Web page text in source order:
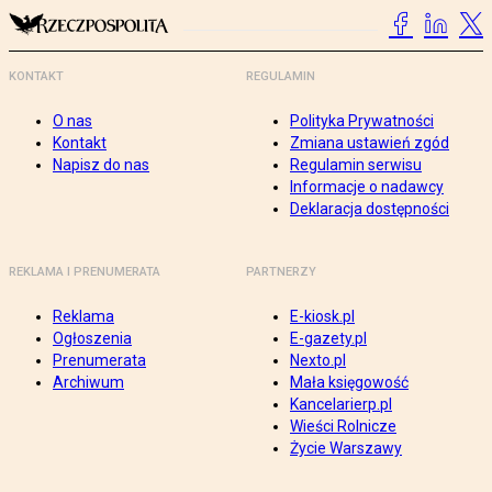
KONTAKT
O nas
Kontakt
Napisz do nas
REGULAMIN
Polityka Prywatności
Zmiana ustawień zgód
Regulamin serwisu
Informacje o nadawcy
Deklaracja dostępności
REKLAMA I PRENUMERATA
Reklama
Ogłoszenia
Prenumerata
Archiwum
PARTNERZY
E-kiosk.pl
E-gazety.pl
Nexto.pl
Mała księgowość
Kancelarierp.pl
Wieści Rolnicze
Życie Warszawy